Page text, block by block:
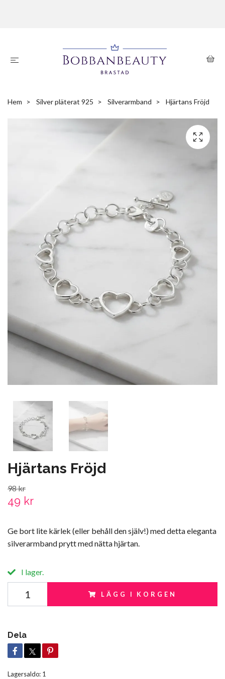
Hem Silver pläterat 925 Silverarmband Hjärtans Fröjd
Hjärtans Fröjd
98 kr
49 kr
Ge bort lite kärlek (eller behåll den själv!) med detta eleganta
silverarmband prytt med nätta hjärtan.
I lager.
LÄGG I KORGEN
Dela
Lagersaldo: 1